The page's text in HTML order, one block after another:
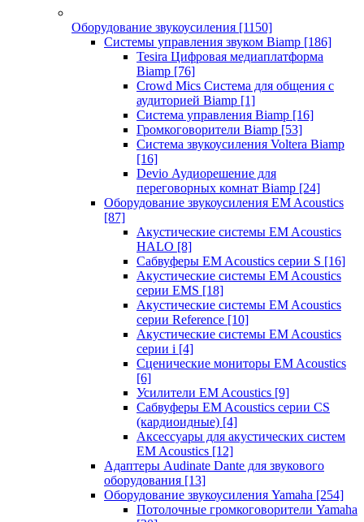
Оборудование звукоусиления [1150]
Системы управления звуком Biamp [186]
Tesira Цифровая медиаплатформа
Biamp [76]
Crowd Mics Система для общения с
аудиторией Biamp [1]
Система управления Biamp [16]
Громкоговорители Biamp [53]
Система звукоусиления Voltera Biamp
[16]
Devio Аудиорешение для
переговорных комнат Biamp [24]
Оборудование звукоусиления EM Acoustics
[87]
Акустические системы EM Acoustics
HALO [8]
Сабвуферы EM Acoustics серии S [16]
Акустические системы EM Acoustics
серии EMS [18]
Акустические системы EM Acoustics
серии Reference [10]
Акустические системы EM Acoustics
серии i [4]
Сценические мониторы EM Acoustics
[6]
Усилители EM Acoustics [9]
Сабвуферы EM Acoustics серии CS
(кардиоидные) [4]
Аксессуары для акустических систем
EM Acoustics [12]
Адаптеры Audinate Dante для звукового
оборудования [13]
Оборудование звукоусиления Yamaha [254]
Потолочные громкоговорители Yamaha